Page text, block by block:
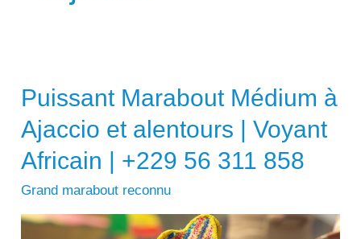
Puissant Marabout Médium à
Ajaccio et alentours | Voyant
Africain | +229 56 311 858
Grand marabout reconnu